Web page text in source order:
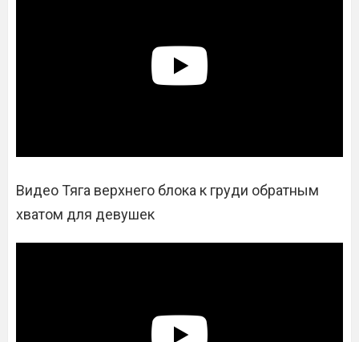
Видео Тяга верхнего блока к груди обратным
хватом для девушек